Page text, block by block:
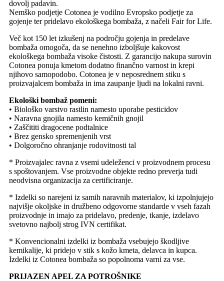
dovolj padavin.
Nemško podjetje Cotonea je vodilno Evropsko podjetje za
gojenje ter pridelavo ekološkega bombaža, z načeli Fair for Life.
Več kot 150 let izkušenj na področju gojenja in predelave
bombaža omogoča, da se nenehno izboljšuje kakovost
ekološkega bombaža visoke čistosti. Z garancijo nakupa surovin
Cotonea ponuja kmetom dodatno finančno varnost in krepi
njihovo samopodobo. Cotonea je v neposrednem stiku s
proizvajalcem bombaža in ima zaupanje ljudi na lokalni ravni.
Ekološki bombaž pomeni:
• Biološko varstvo rastlin namesto uporabe pesticidov
• Naravna gnojila namesto kemičnih gnojil
• Zaščititi dragocene podtalnice
• Brez gensko spremenjenih vrst
• Dolgoročno ohranjanje rodovitnosti tal
* Proizvajalec ravna z vsemi udeleženci v proizvodnem procesu
s spoštovanjem. Vse proizvodne objekte redno preverja tudi
neodvisna organizacija za certificiranje.
* Izdelki so narejeni iz samih naravnih materialov, ki izpolnjujejo
najvišje okoljske in družbeno odgovorne standarde v vseh fazah
proizvodnje in imajo za pridelavo, predenje, tkanje, izdelavo
svetovno najbolj strog IVN certifikat.
* Konvencionalni izdelki iz bombaža vsebujejo škodljive
kemikalije, ki pridejo v stik s kožo kmeta, delavca in kupca.
Izdelki iz Cotonea bombaža so popolnoma varni za vse.
PRIJAZEN APEL ZA POTROŠNIKE